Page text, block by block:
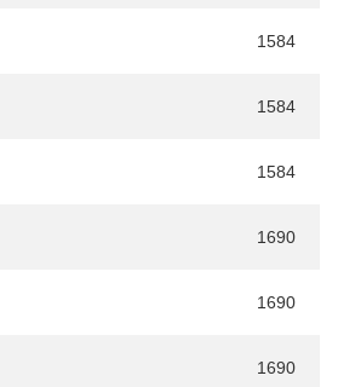
1584
1584
1584
1690
1690
1690